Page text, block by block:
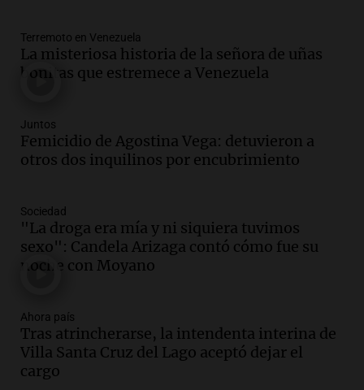
Episodios
Audio.Tucumán enfrenta un equilibrio
financiero precario debido a la caída del
Panorama Federal
Episodios
Audio.La calidad del empleo en
en un contexto de crisis económica
Panorama Federal
Episodios
Audio. Audiencia por tragedia vial en
Panorama Federal
Episodios
Audio.Solicitan quiebra de Lebron
Group en medio de una investigación
Terremoto en Venezuela
La misteriosa historia de la señora de uñas
bonitas que estremece a Venezuela
Juntos
Femicidio de Agostina Vega: detuvieron a
otros dos inquilinos por encubrimiento
Sociedad
"La droga era mía y ni siquiera tuvimos
sexo": Candela Arizaga contó cómo fue su
noche con Moyano
Ahora país
Tras atrincherarse, la intendenta interina de
Villa Santa Cruz del Lago aceptó dejar el
cargo